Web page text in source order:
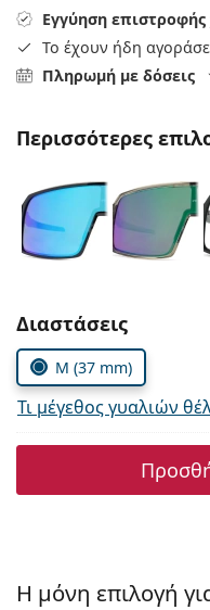
Persol
Prada
Εγγύηση
Το έχουν ήδη
Πληρωμή με δόσεις
Περισσότερες
Συμπληρώστε
Διαστάσεις
M (37 mm)
Τι μέγεθος γυαλιών
Η μόνη επιλογή